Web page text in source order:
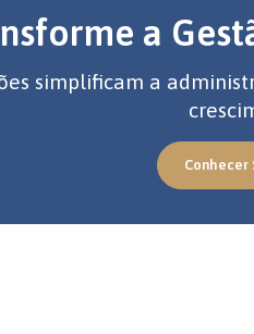
a
simplificam a
Conhecer